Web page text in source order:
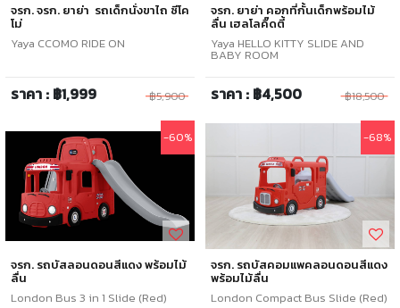
จรก. จรก. ยาย่า รถเด็กนั่งขาไถ ซีโค
โม่
Yaya CCOMO RIDE ON
ราคา : ฿1,999 ฿5,900
จรก. ยาย่า คอกที่กั้นเด็กพร้อมไม้
ลื่น เฮลโลคิ๊ดตี้
Yaya HELLO KITTY SLIDE AND
BABY ROOM
ราคา : ฿4,500 ฿18,500
-60%
จรก. รถบัสลอนดอนสีแดง พร้อมไม้
ลื่น
London Bus 3 in 1 Slide (Red)
-68%
จรก. รถบัสคอมแพคลอนดอนสีแดง
พร้อมไม้ลื่น
London Compact Bus Slide (Red)